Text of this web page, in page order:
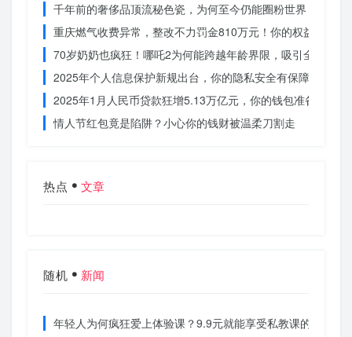
千年前的奢侈品顶流秘色瓷，为何至今仍能圈粉世界？揭秘
重庆燃气收费异常，整改不力罚金810万元！你的权益被侵犯
70岁奶奶也疯狂！哪吒2为何能跨越年龄界限，吸引全民观影
2025年个人信息保护新规出台，你的隐私安全有保障了吗？
2025年1月人民币贷款狂增5.13万亿元，你的钱包准备好了吗
情人节红包竟是陷阱？小心你的钱财被温柔刀割走
热点 文章
随机 新闻
年轻人为何疯狂爱上体验课？9.9元就能享受私教课的秘密